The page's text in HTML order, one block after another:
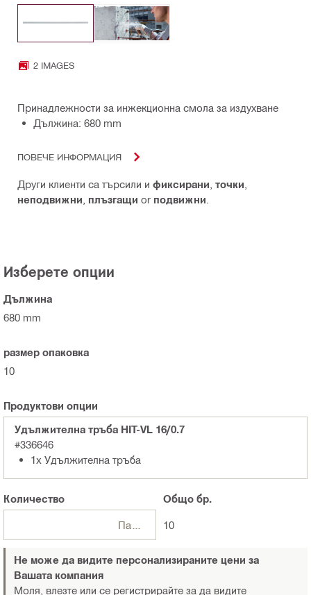
2 IMAGES
Принадлежности за инжекционна смола за издухване
Дължина: 680 mm
ПОВЕЧЕ ИНФОРМАЦИЯ
Други клиенти са търсили и фиксирани точки
неподвижни плъзгащи or подвижни
Изберете опции
Дължина
680 mm
размер опаковка
10
Продуктови опции
Удължителна тръба HIT-VL 16/0.7
#336646
1x Удължителна тръба
Количество Общо бр.
10
Не може да видите персонализираните цени за
Вашата компания
Моля, влезте или се регистрирайте за да видите